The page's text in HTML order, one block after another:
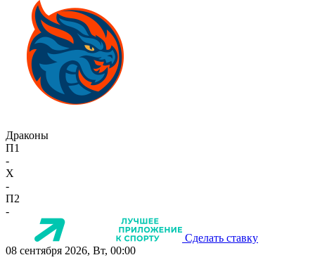
Драконы
П1
-
X
-
П2
-
Сделать ставку
08 сентября 2026, Вт, 00:00